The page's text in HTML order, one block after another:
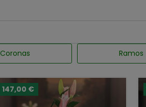
Coronas Ramos
147,00 €